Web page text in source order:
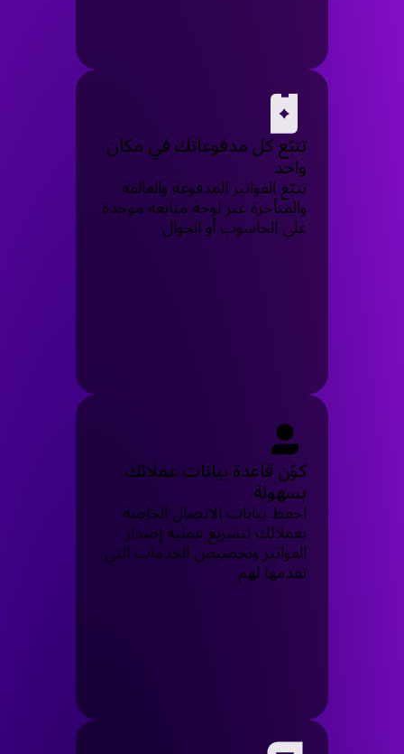
تتبّع كل مدفوعاتك في مكان
واحد
تتبّع الفواتير المدفوعة والعالقة
والمتأخرة عبر لوحة متابعة موحدة
على الحاسوب أو الجوال
كوّن قاعدة بيانات عملائك
بسهولة
احفظ بيانات الاتصال الخاصة
بعملائك لتسريع عملية إصدار
الفواتير وتخصيص الخدمات التي
تقدمها لهم